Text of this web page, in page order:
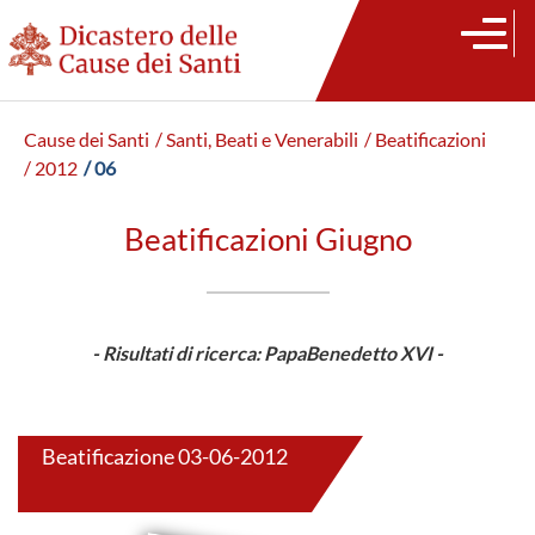
Cause dei Santi / Santi, Beati e Venerabili / Beatificazioni
/ 2012 / 06
Beatificazioni Giugno
- Risultati di ricerca: PapaBenedetto XVI -
Beatificazione 03-06-2012